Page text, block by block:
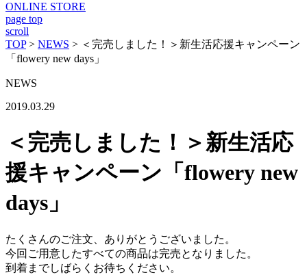
ONLINE STORE
page top
scroll
TOP> NEWS > ＜完売しました！＞新生活応援キャンペーン
「flowery new days」
NEWS
2019.03.29
＜完売しました！＞新生活応
援キャンペーン「flowery new
days」
たくさんのご注文、ありがとうございました。
今回ご用意したすべての商品は完売となりました。
到着までしばらくお待ちください。